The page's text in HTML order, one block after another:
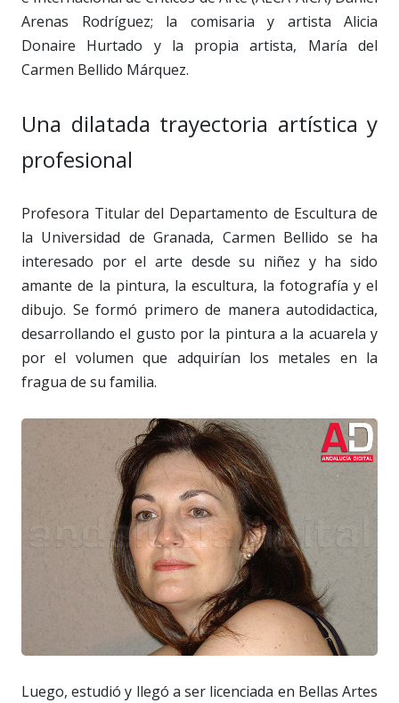
Arenas Rodríguez; la comisaria y artista Alicia
Donaire Hurtado y la propia artista, María del
Carmen Bellido Márquez.
Una dilatada trayectoria artística y
profesional
Profesora Titular del Departamento de Escultura de
la Universidad de Granada, Carmen Bellido se ha
interesado por el arte desde su niñez y ha sido
amante de la pintura, la escultura, la fotografía y el
dibujo. Se formó primero de manera autodidactica,
desarrollando el gusto por la pintura a la acuarela y
por el volumen que adquirían los metales en la
fragua de su familia.
Luego, estudió y llegó a ser licenciada en Bellas Artes